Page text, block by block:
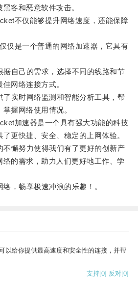
客和恶意软件攻击。
不仅能够提升网络速度，还能保障
是一个普通的网络加速器，它具有
自己的需求，选择不同的线路和节
网络连接方式。
实时网络监测和智能分析工具，帮
握网络使用情况。
加速器是一个具有强大功能的科技
更快捷、安全、稳定的上网体验。
懈努力使得我们有了更好的创新产
络的需求，助力人们更好地工作、学
，畅享极速冲浪的乐趣！。
以给你提供最高速度和安全性的连接，并帮
支持[0] 反对[0]